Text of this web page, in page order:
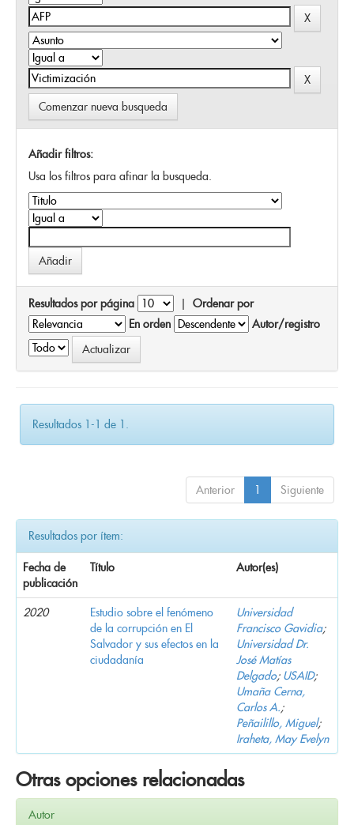
Comenzar nueva busqueda
Añadir filtros:
Usa los filtros para afinar la busqueda.
Resultados por página | Ordenar por
En orden
Autor/registro
Resultados 1-1 de 1.
Anterior 1 Siguiente
Resultados por ítem:
Fecha de
publicación
Título Autor(es)
2020
Estudio sobre el fenómeno
de la corrupción en El
Salvador y sus efectos en la
ciudadanía
Universidad
Francisco Gavidia;
Universidad Dr.
José Matías
Delgado; USAID;
Umaña Cerna,
Carlos A.;
Peñailillo, Miguel;
Iraheta, May Evelyn
Otras opciones relacionadas
Autor